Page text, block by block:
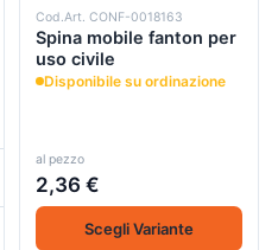
Cod.Art. CONF-0018163
Spina mobile fanton per
uso civile
Disponibile su ordinazione
al pezzo
2,36 €
Scegli Variante